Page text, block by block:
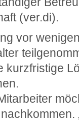
(ver.di).
vor
kurzfristige